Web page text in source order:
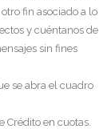
fin asociado a lo
y cuéntanos de
sin fines
se abra el cuadro
Crédito en cuotas.